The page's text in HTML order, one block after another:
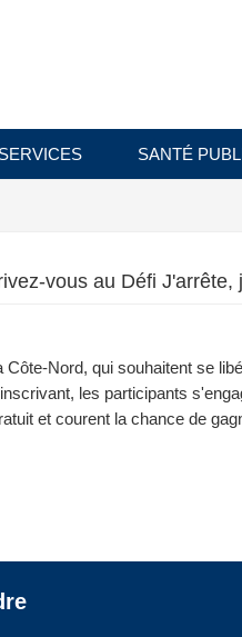
SANTÉ
vous au Défi J'arrête,
Nord, qui souhaitent se
les participants
et courent la chance de